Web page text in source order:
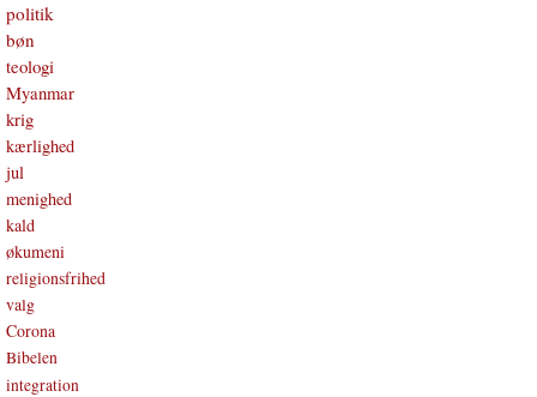
politik
bøn
teologi
Myanmar
krig
kærlighed
jul
menighed
kald
økumeni
religionsfrihed
valg
Corona
Bibelen
integration